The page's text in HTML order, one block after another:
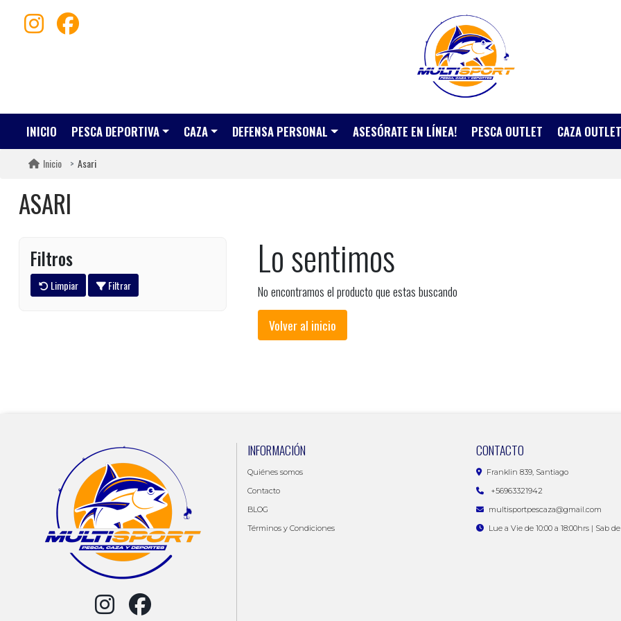
INICIO PESCA DEPORTIVA CAZA DEFENSA PERSONAL ASESÓRATE EN LÍNEA! PESCA OUTLET CAZA OUTLET
Inicio Asari
ASARI
Filtros
Limpiar Filtrar
Lo sentimos
No encontramos el producto que estas buscando
Volver al inicio
INFORMACIÓN
Quiénes somos
Contacto
BLOG
Términos y Condiciones
CONTACTO
Franklin 839, Santiago
+56963321942
multisportpescaza@gmail.com
Lue a Vie de 10:00 a 18:00hrs | Sab de